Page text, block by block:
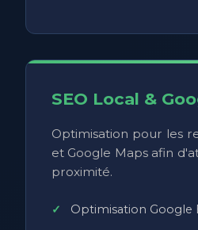
SEO Local &
Optimisation pour les
et Google Maps afin
proximité.
Optimisation Google